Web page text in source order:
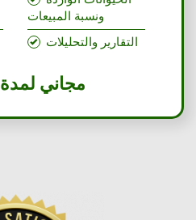
ونسبة المبيعات
التقارير والتحليلات
مجاني لمدة 14 يومًا